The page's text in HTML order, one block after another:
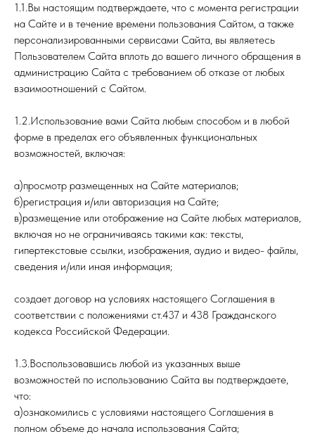
1.1.Вы настоящим подтверждаете, что с момента регистрации
на Сайте и в течение времени пользования Сайтом, а также
персонализированными сервисами Сайта, вы являетесь
Пользователем Сайта вплоть до вашего личного обращения в
администрацию Сайта с требованием об отказе от любых
взаимоотношений с Сайтом.
1.2.Использование вами Сайта любым способом и в любой
форме в пределах его объявленных функциональных
возможностей, включая:
а)просмотр размещенных на Сайте материалов;
б)регистрация и/или авторизация на Сайте;
в)размещение или отображение на Сайте любых материалов,
включая но не ограничиваясь такими как: тексты,
гипертекстовые ссылки, изображения, аудио и видео- файлы,
сведения и/или иная информация;
создает договор на условиях настоящего Соглашения в
соответствии с положениями ст.437 и 438 Гражданского
кодекса Российской Федерации.
1.3.Воспользовавшись любой из указанных выше
возможностей по использованию Сайта вы подтверждаете,
что:
а)ознакомились с условиями настоящего Соглашения в
полном объеме до начала использования Сайта;